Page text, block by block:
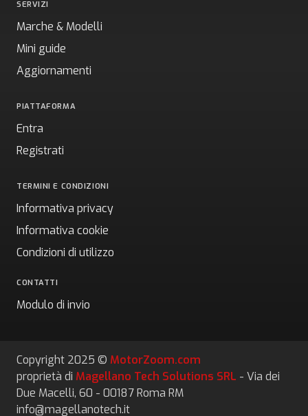
SERVIZI
Marche & Modelli
Mini guide
Aggiornamenti
PIATTAFORMA
Entra
Registrati
TERMINI E CONDIZIONI
Informativa privacy
Informativa cookie
Condizioni di utilizzo
CONTATTI
Modulo di invio
Copyright 2025 © MotorZoom.com
proprietà di Magellano Tech Solutions SRL - Via dei
Due Macelli, 60 - 00187 Roma RM
info@magellanotech.it